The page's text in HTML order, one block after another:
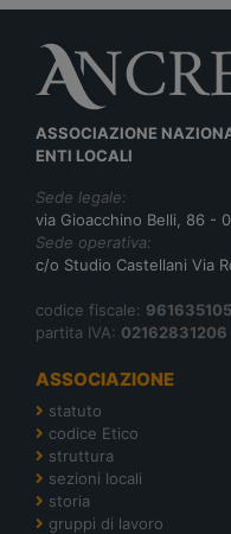
ASSOCIAZIONE
ENTI LOCALI
Sede legale:
via Gioacchino Belli, 86 -
Sede operativa:
c/o Studio Castellani Via
codice fiscale:
partita IVA: 02162831206
ASSOCIAZIONE
statuto
codice Etico
struttura
sezioni locali
storia
gruppi di lavoro